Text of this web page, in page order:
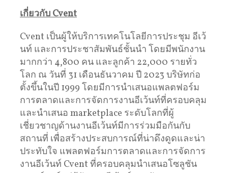
เกี่ยวกับCvent
Cvent เป็นผู้ให้บริการเทคโนโลยีการประชุม อีเว้
นท์ และการประชาสัมพันธ์ชั้นนำ โดยมีพนักงาน
มากกว่า 4,800 คน และลูกค้า 22,000 รายทั่ว
โลก ณ วันที่ 31 เดือนธันวาคม ปี 2023 บริษัทก่อ
ตั้งขึ้นในปี 1999 โดยมีการนำเสนอแพลตฟอร์ม
การตลาดและการจัดการงานอีเว้นท์ที่ครอบคลุม
และนำเสนอ marketplace ระดับโลกที่ผู้
เชี่ยวชาญด้านงานอีเว้นท์มีการร่วมมือกันกับ
สถานที่ เพื่อสร้างประสบการณ์ที่น่าดึงดูดและน่า
ประทับใจ แพลตฟอร์มการตลาดและการจัดการ
งานอีเว้นท์ Cvent ที่ครอบคลุมนำเสนอโซลูชัน